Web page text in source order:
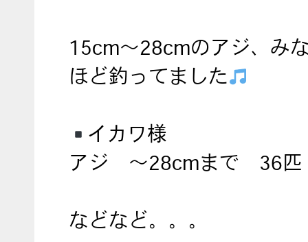
15cm～28cmのアジ、み
ほど釣ってました
イカワ様
アジ ～28cmまで 36匹
などなど。。。